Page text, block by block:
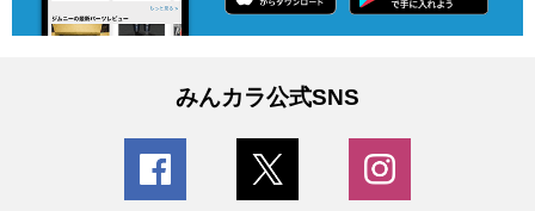
みんカラ公式SNS